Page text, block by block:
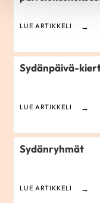
LUE ARTIKKELI
Sydänpäivä-
LUE ARTIKKELI
Sydänryhmät
LUE ARTIKKELI